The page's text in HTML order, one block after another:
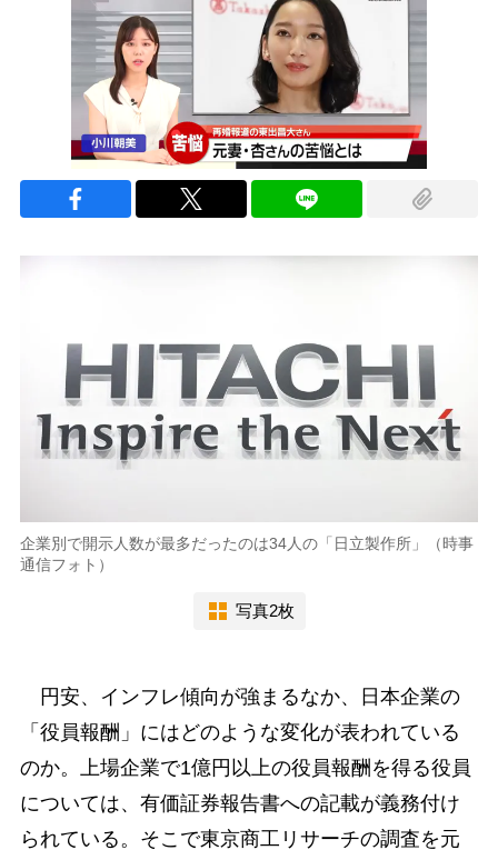
企業別で開示人数が最多だったのは34人の「日立製作所」（時事
通信フォト）
写真2枚
円安、インフレ傾向が強まるなか、日本企業の
「役員報酬」にはどのような変化が表われている
のか。上場企業で1億円以上の役員報酬を得る役員
については、有価証券報告書への記載が義務付け
られている。そこで東京商工リサーチの調査を元